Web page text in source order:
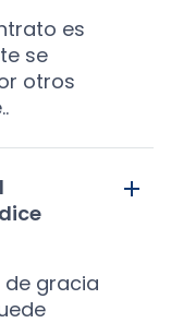
es
se
otros
de gracia